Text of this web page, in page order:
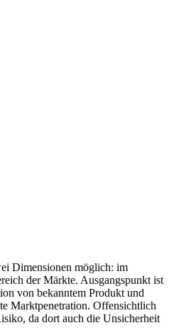
Dimensionen möglich: im
der Märkte. Ausgangspunkt ist
von bekanntem Produkt und
Marktpenetration. Offensichtlich
da dort auch die Unsicherheit